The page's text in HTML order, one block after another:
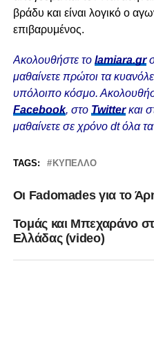
βράδυ και είναι λογικό ο
επιβαρυμένος.
Ακολουθήστε το lamiara.gr
μαθαίνετε πρώτοι τα
υπόλοιπο κόσμο.
Facebook, στο Twitterκαι
μαθαίνετε σε χρόνο dt όλα
TAGS: ΚΎΠΕΛΛΟ
Οι Fadomades για το
Τομάς και Μπεχαράνο
Ελλάδας (video)